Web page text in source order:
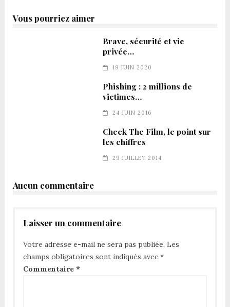
Vous pourriez aimer
Brave, sécurité et vie
privée…
19 JUIN 2020
Phishing : 2 millions de
victimes…
24 JUIN 2016
Check The Film, le point sur
les chiffres
29 JUILLET 2014
Aucun commentaire
Laisser un commentaire
Votre adresse e-mail ne sera pas publiée. Les
champs obligatoires sont indiqués avec *
Commentaire *